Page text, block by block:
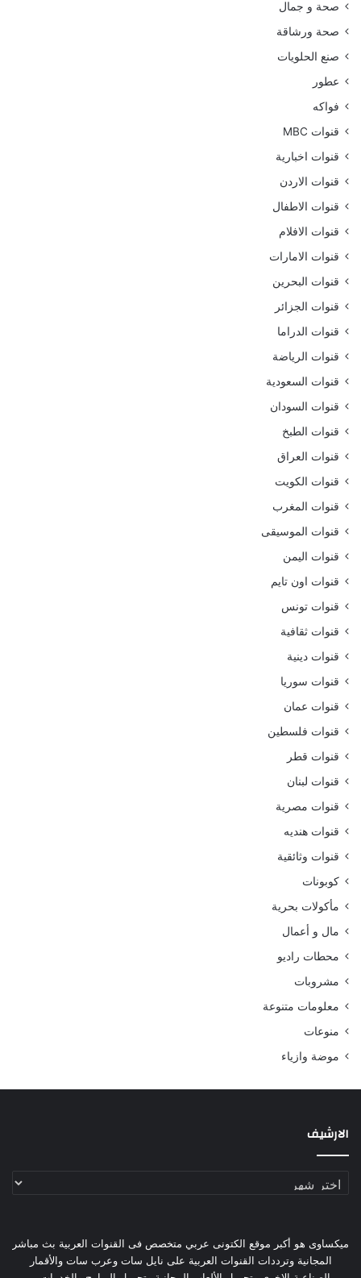
صحة و جمال
صحة ورشاقة
صنع الحلويات
عطور
فواكه
قنوات MBC
قنوات اخبارية
قنوات الاردن
قنوات الاطفال
قنوات الافلام
قنوات الامارات
قنوات البحرين
قنوات الجزائر
قنوات الدراما
قنوات الرياضة
قنوات السعودية
قنوات السودان
قنوات الطبخ
قنوات العراق
قنوات الكويت
قنوات المغرب
قنوات الموسيقى
قنوات اليمن
قنوات اون تايم
قنوات تونس
قنوات ثقافية
قنوات دينية
قنوات سوريا
قنوات عمان
قنوات فلسطين
قنوات قطر
قنوات لبنان
قنوات مصرية
قنوات هنديه
قنوات وثائقية
كوبونات
مأكولات بحرية
مال و أعمال
محطات راديو
مشروبات
معلومات متنوعة
منوعات
موضة وازياء
الارشيف
الارشيف
ميكساوى هو أكبر موقع الكتونى عربي متخصص فى القنوات العربية بث مباشر
المجانية وترددات القنوات العربية على نايل سات وعرب سات والأقمار